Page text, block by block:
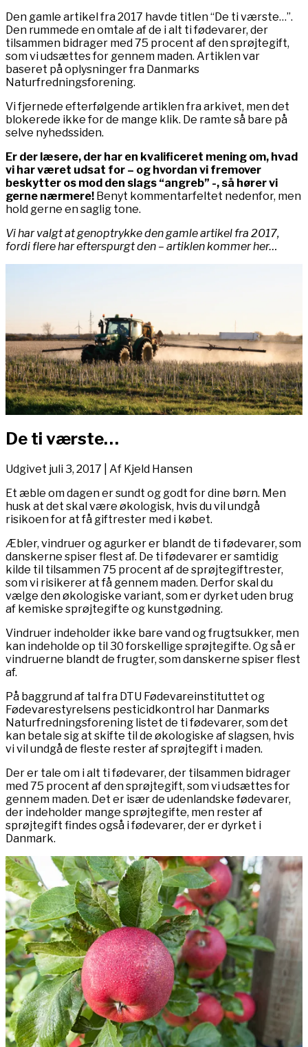
Den gamle artikel fra 2017 havde titlen “De ti værste…”.
Den rummede en omtale af de i alt ti fødevarer, der
tilsammen bidrager med 75 procent af den sprøjtegift,
som vi udsættes for gennem maden. Artiklen var
baseret på oplysninger fra Danmarks
Naturfredningsforening.
Vi fjernede efterfølgende artiklen fra arkivet, men det
blokerede ikke for de mange klik. De ramte så bare på
selve nyhedssiden.
Er der læsere, der har en kvalificeret mening om, hvad
vi har været udsat for – og hvordan vi fremover
beskytter os mod den slags “angreb” -, så hører vi
gerne nærmere! Benyt kommentarfeltet nedenfor, men
hold gerne en saglig tone.
Vi har valgt at genoptrykke den gamle artikel fra 2017,
fordi flere har efterspurgt den – artiklen kommer her…
De ti værste…
Udgivet juli 3, 2017 | Af Kjeld Hansen
Et æble om dagen er sundt og godt for dine børn. Men
husk at det skal være økologisk, hvis du vil undgå
risikoen for at få giftrester med i købet.
Æbler, vindruer og agurker er blandt de ti fødevarer, som
danskerne spiser flest af. De ti fødevarer er samtidig
kilde til tilsammen 75 procent af de sprøjtegiftrester,
som vi risikerer at få gennem maden. Derfor skal du
vælge den økologiske variant, som er dyrket uden brug
af kemiske sprøjtegifte og kunstgødning.
Vindruer indeholder ikke bare vand og frugtsukker, men
kan indeholde op til 30 forskellige sprøjtegifte. Og så er
vindruerne blandt de frugter, som danskerne spiser flest
af.
På baggrund af tal fra DTU Fødevareinstituttet og
Fødevarestyrelsens pesticidkontrol har Danmarks
Naturfredningsforening listet de ti fødevarer, som det
kan betale sig at skifte til de økologiske af slagsen, hvis
vi vil undgå de fleste rester af sprøjtegift i maden.
Der er tale om i alt ti fødevarer, der tilsammen bidrager
med 75 procent af den sprøjtegift, som vi udsættes for
gennem maden. Det er især de udenlandske fødevarer,
der indeholder mange sprøjtegifte, men rester af
sprøjtegift findes også i fødevarer, der er dyrket i
Danmark.